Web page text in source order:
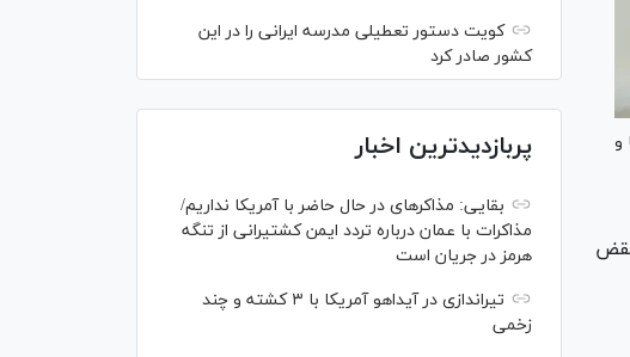
و
کویت دستور تعطیلی مدرسه ایرانی را در این
کشور صادر کرد
پربازدیدترین اخبار
بقایی: مذاکره‎ای در حال حاضر با آمریکا نداریم/
مذاکرات با عمان درباره تردد ایمن کشتیرانی از تنگه
هرمز در جریان است
تیراندازی در آیداهو آمریکا با ۳ کشته و چند
زخمی